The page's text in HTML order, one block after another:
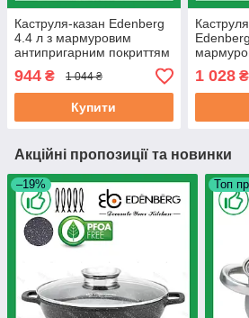
Каструля-казан Edenberg
4.4 л з мармуровим
антипригарним покриттям
литий алюміній 24 см (EB-
8118)
944 ₴ 1 044 ₴
Купити
з литого
8114)
1 028₴
Акційні пропозиції та новинки
–19% Топ